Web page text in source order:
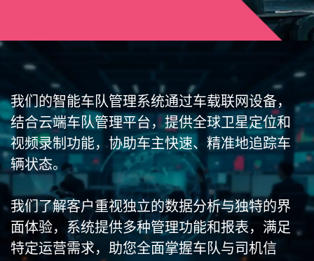
我们的智能车队管理系统通过车载联网设备，
结合云端车队管理平台，提供全球卫星定位和
视频录制功能，协助车主快速、精准地追踪车
辆状态。
我们了解客户重视独立的数据分析与独特的界
面体验，系统提供多种管理功能和报表，满足
特定运营需求，助您全面掌握车队与司机信